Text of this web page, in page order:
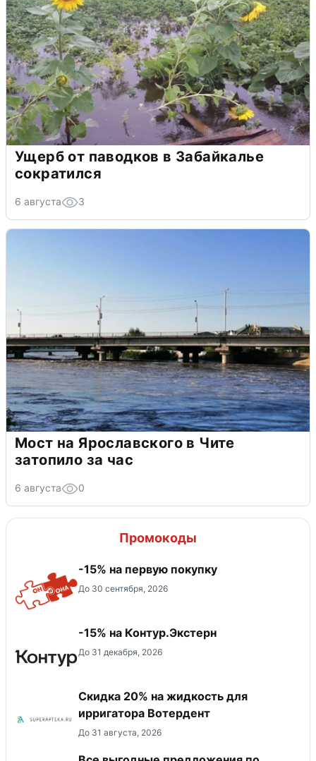
Ущерб от паводков в Забайкалье
сократился
6 августа 3
Мост на Ярославского в Чите
затопило за час
6 августа 0
Промокоды
-15% на первую покупку
До 30 сентября, 2026
-15% на Контур.Экстерн
До 31 декабря, 2026
Скидка 20% на жидкость для
ирригатора Вотердент
До 31 августа, 2026